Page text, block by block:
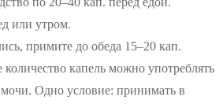
или утром.
примите до обеда 15–20 кап.
капель можно употреблять
Одно условие: принимать в